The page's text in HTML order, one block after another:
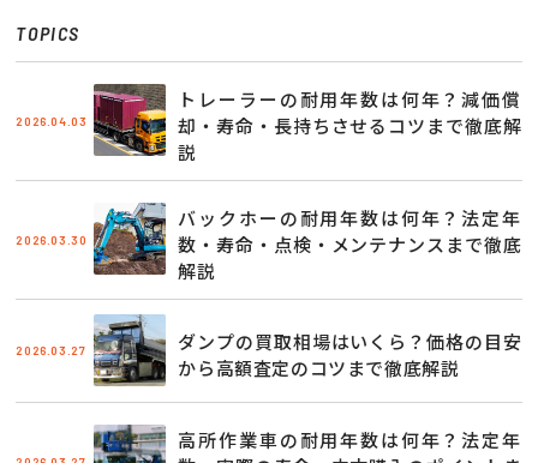
TOPICS
2026.04.03
トレーラーの耐用年数は何年？減価償
却・寿命・長持ちさせるコツまで徹底解
説
2026.03.30
バックホーの耐用年数は何年？法定年
数・寿命・点検・メンテナンスまで徹底
解説
2026.03.27
ダンプの買取相場はいくら？価格の目安
から高額査定のコツまで徹底解説
高所作業車の耐用年数は何年？法定年